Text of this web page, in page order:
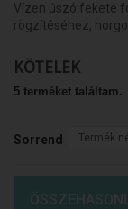
Vízen úszó fekete
rögzítéséhez,
KÖTELEK
5 terméket találtam.
Sorrend Termék